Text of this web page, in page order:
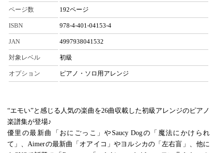
ページ数 192ページ
ISBN 978-4-401-04153-4
JAN 4997938041532
対象レベル 初級
オプション ピアノ・ソロ用アレンジ
“エモい”と感じる人気の楽曲を26曲収載した初級アレンジのピアノ
楽譜集が登場♪
優里の最新曲「おにごっこ」やSaucy Dogの「魔法にかけられ
て」、Aimerの最新曲「オアイコ」やヨルシカの「左右盲」、他に